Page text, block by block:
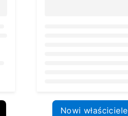
Nowi właściciele